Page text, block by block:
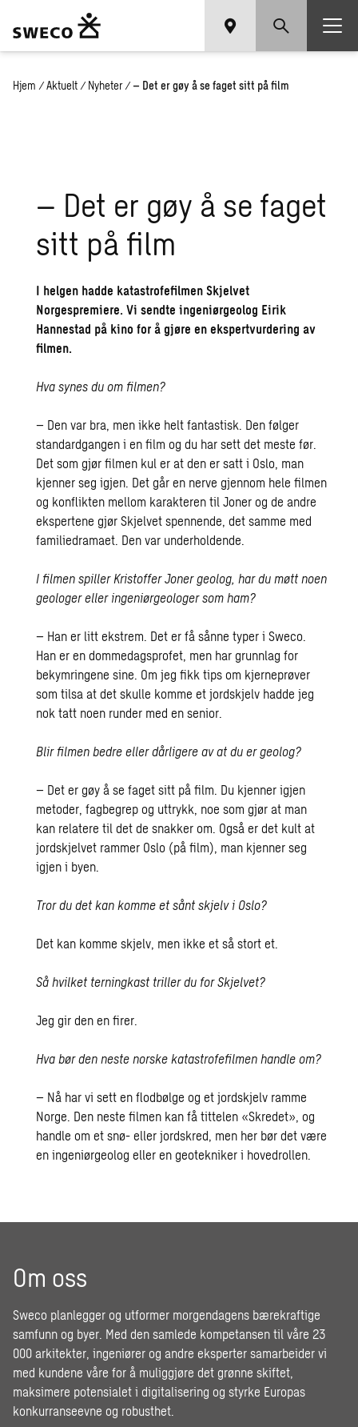
Hjem / Aktuelt / Nyheter / – Det er gøy å se faget sitt på film
– Det er gøy å se faget
sitt på film
I helgen hadde katastrofefilmen Skjelvet
Norgespremiere. Vi sendte ingeniørgeolog Eirik
Hannestad på kino for å gjøre en ekspertvurdering av
filmen.
Hva synes du om filmen?
– Den var bra, men ikke helt fantastisk. Den følger
standardgangen i en film og du har sett det meste før.
Det som gjør filmen kul er at den er satt i Oslo, man
kjenner seg igjen. Det går en nerve gjennom hele filmen
og konflikten mellom karakteren til Joner og de andre
ekspertene gjør Skjelvet spennende, det samme med
familiedramaet. Den var underholdende.
I filmen spiller Kristoffer Joner geolog, har du møtt noen
geologer eller ingeniørgeologer som ham?
– Han er litt ekstrem. Det er få sånne typer i Sweco.
Han er en dommedagsprofet, men har grunnlag for
bekymringene sine. Om jeg fikk tips om kjerneprøver
som tilsa at det skulle komme et jordskjelv hadde jeg
nok tatt noen runder med en senior.
Blir filmen bedre eller dårligere av at du er geolog?
– Det er gøy å se faget sitt på film. Du kjenner igjen
metoder, fagbegrep og uttrykk, noe som gjør at man
kan relatere til det de snakker om. Også er det kult at
jordskjelvet rammer Oslo (på film), man kjenner seg
igjen i byen.
Tror du det kan komme et sånt skjelv i Oslo?
Det kan komme skjelv, men ikke et så stort et.
Så hvilket terningkast triller du for Skjelvet?
Jeg gir den en firer.
Hva bør den neste norske katastrofefilmen handle om?
– Nå har vi sett en flodbølge og et jordskjelv ramme
Norge. Den neste filmen kan få tittelen «Skredet», og
handle om et snø- eller jordskred, men her bør det være
en ingeniørgeolog eller en geotekniker i hovedrollen.
Om oss
Sweco planlegger og utformer morgendagens bærekraftige
samfunn og byer. Med den samlede kompetansen til våre 23
000 arkitekter, ingeniører og andre eksperter samarbeider vi
med kundene våre for å muliggjøre det grønne skiftet,
maksimere potensialet i digitalisering og styrke Europas
konkurranseevne og robusthet.